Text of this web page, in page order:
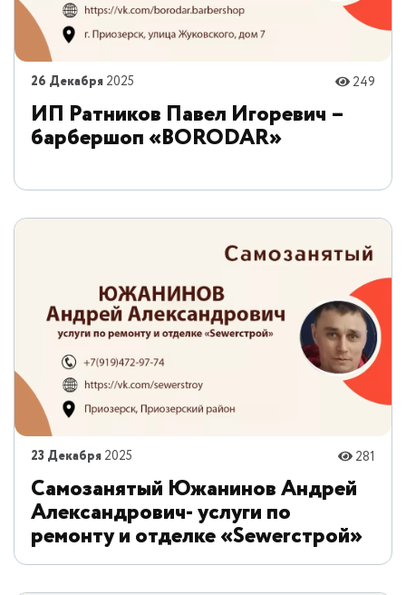
26 Декабря 2025 249
ИП Ратников Павел Игоревич –
барбершоп «BORODAR»
23 Декабря 2025 281
Самозанятый Южанинов Андрей
Александрович- услуги по
ремонту и отделке «Sewerстрой»